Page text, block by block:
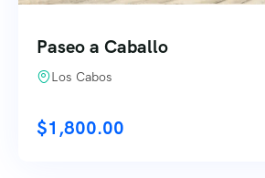
Paseo a Caballo
Los Cabos
$1,800.00